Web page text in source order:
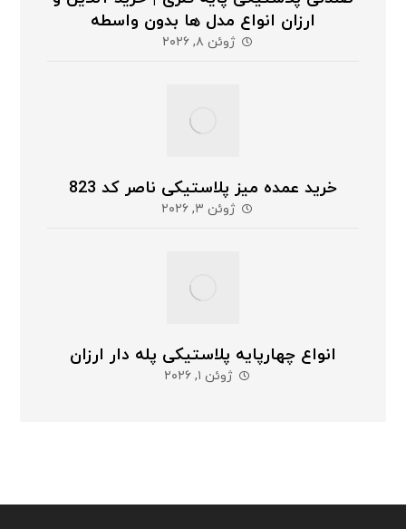
ارزان انواع مدل ها بدون واسطه
ژوئن ۸, ۲۰۲۶
خرید عمده میز پلاستیکی ناصر کد 823
ژوئن ۳, ۲۰۲۶
انواع چهارپایه پلاستیکی پله دار ارزان
ژوئن ۱, ۲۰۲۶